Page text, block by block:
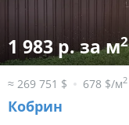
1 983 р. за м2
≈ 269 751 $ 678 $/м2
Кобрин